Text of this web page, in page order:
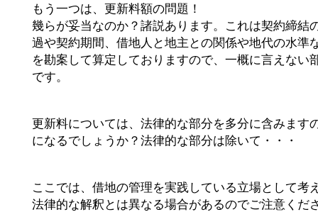
もう一つは、更新料額の問題！
幾らが妥当なのか？諸説あります。これは契約締結
過や契約期間、借地人と地主との関係や地代の水準
を勘案して算定しておりますので、一概に言えない
です。
更新料については、法律的な部分を多分に含みます
になるでしょうか？法律的な部分は除いて・・・
ここでは、借地の管理を実践している立場として考
法律的な解釈とは異なる場合があるのでご注意くだ